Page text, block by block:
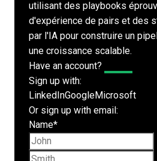
utilisant des playbooks
d'expérience de pairs et des
par l'IA pour construire un
une croissance scalable.
Have an account?
Sign up with:
LinkedInGoogleMicrosoft
Or sign up with email:
Name*